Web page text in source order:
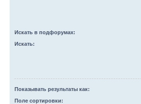
Искать в подфорумах:
Искать:
Показывать результаты как:
Поле сортировки: